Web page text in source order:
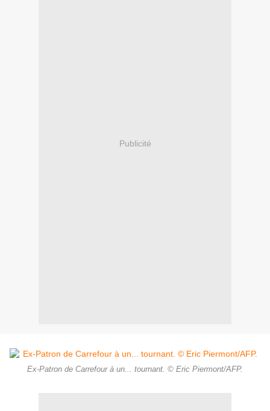
Publicité
Ex-Patron de Carrefour à un... tournant. © Eric Piermont/AFP.